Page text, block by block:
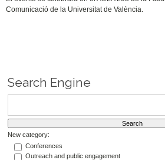
Comunicació de la Universitat de València.
Search Engine
New category:
Conferences
Outreach and public engagement